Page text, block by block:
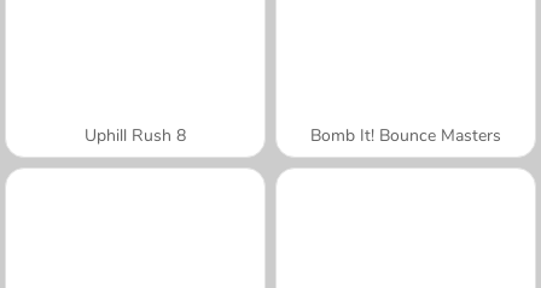
Uphill Rush 8 Bomb It! Bounce Masters